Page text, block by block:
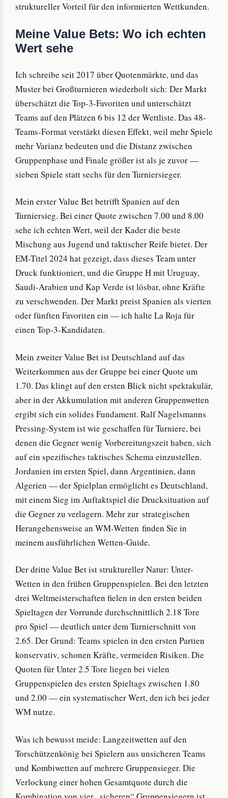
struktureller Vorteil für den informierten Wettkunden.
Meine Value Bets: Wo ich echten
Wert sehe
Ich schreibe seit 2017 über Quotenmärkte, und das
Muster bei Großturnieren wiederholt sich: Der Markt
überschätzt die Top-3-Favoriten und unterschätzt
Teams auf den Plätzen 6 bis 12 der Wettliste. Das 48-
Teams-Format verstärkt diesen Effekt, weil mehr Spiele
mehr Varianz bedeuten und die Distanz zwischen
Gruppenphase und Finale größer ist als je zuvor —
sieben Spiele statt sechs für den Turniersieger.
Mein erster Value Bet betrifft Spanien auf den
Turniersieg. Bei einer Quote zwischen 7.00 und 8.00
sehe ich echten Wert, weil der Kader die beste
Mischung aus Jugend und taktischer Reife bietet. Der
EM-Titel 2024 hat gezeigt, dass dieses Team unter
Druck funktioniert, und die Gruppe H mit Uruguay,
Saudi-Arabien und Kap Verde ist lösbar, ohne Kräfte
zu verschwenden. Der Markt preist Spanien als vierten
oder fünften Favoriten ein — ich halte La Roja für
einen Top-3-Kandidaten.
Mein zweiter Value Bet ist Deutschland auf das
Weiterkommen aus der Gruppe bei einer Quote um
1.70. Das klingt auf den ersten Blick nicht spektakulär,
aber in der Akkumulation mit anderen Gruppenwetten
ergibt sich ein solides Fundament. Ralf Nagelsmanns
Pressing-System ist wie geschaffen für Turniere, bei
denen die Gegner wenig Vorbereitungszeit haben, sich
auf ein spezifisches taktisches Schema einzustellen.
Jordanien im ersten Spiel, dann Argentinien, dann
Algerien — der Spielplan ermöglicht es Deutschland,
mit einem Sieg im Auftaktspiel die Drucksituation auf
die Gegner zu verlagern. Mehr zur strategischen
Herangehensweise an WM-Wetten finden Sie in
meinem ausführlichen Wetten-Guide.
Der dritte Value Bet ist struktureller Natur: Unter-
Wetten in den frühen Gruppenspielen. Bei den letzten
drei Weltmeisterschaften fielen in den ersten beiden
Spieltagen der Vorrunde durchschnittlich 2.18 Tore
pro Spiel — deutlich unter dem Turnierschnitt von
2.65. Der Grund: Teams spielen in den ersten Partien
konservativ, schonen Kräfte, vermeiden Risiken. Die
Quoten für Unter 2.5 Tore liegen bei vielen
Gruppenspielen des ersten Spieltags zwischen 1.80
und 2.00 — ein systematischer Wert, den ich bei jeder
WM nutze.
Was ich bewusst meide: Langzeitwetten auf den
Torschützenkönig bei Spielern aus unsicheren Teams
und Kombiwetten auf mehrere Gruppensieger. Die
Verlockung einer hohen Gesamtquote durch die